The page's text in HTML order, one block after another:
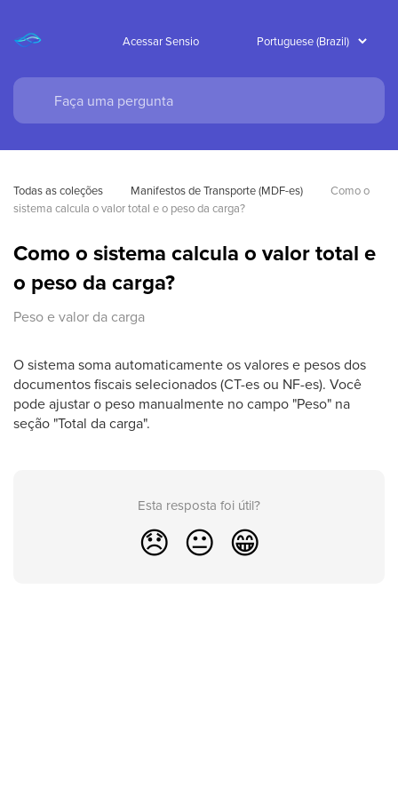
Acessar Sensio
Todas as coleções Manifestos de Transporte (MDF-es)
Como o
sistema calcula o valor total e o peso da carga?
Como o sistema calcula o valor total e
o peso da carga?
Peso e valor da carga
O sistema soma automaticamente os valores e pesos dos
documentos fiscais selecionados (CT-es ou NF-es). Você
pode ajustar o peso manualmente no campo "Peso" na
seção "Total da carga".
Esta resposta foi útil?
😞 😐 😁